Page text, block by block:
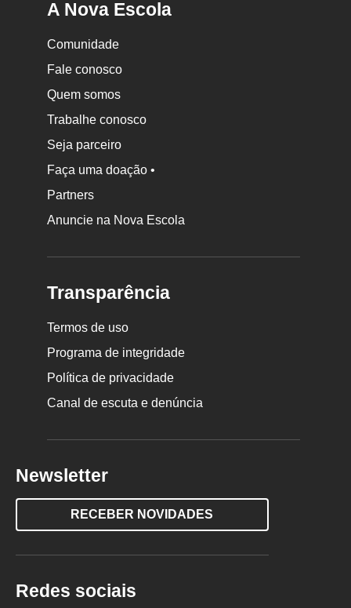
A Nova Escola
Comunidade
Fale conosco
Quem somos
Trabalhe conosco
Seja parceiro
Faça uma doação •
Partners
Anuncie na Nova Escola
Transparência
Termos de uso
Programa de integridade
Política de privacidade
Canal de escuta e denúncia
Newsletter
RECEBER NOVIDADES
Redes sociais